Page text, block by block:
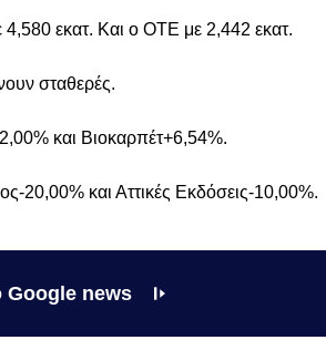
εκατ. Και ο ΟΤΕ με 2,442 εκατ.
σταθερές.
και Βιοκαρπέτ+6,54%.
20,00% και Αττικές Εκδόσεις-10,00%.
Google news